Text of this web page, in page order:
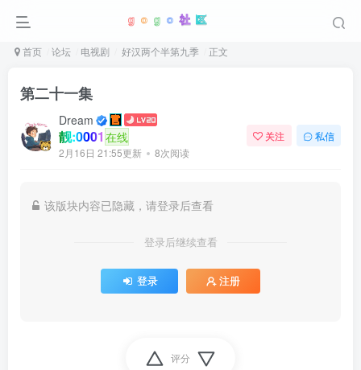
首页 论坛 电视剧 好汉两个半第九季 正文
第二十一集
Dream
靓:0001 在线
2月16日 21:55更新 8次阅读
关注 私信
该版块内容已隐藏，请登录后查看
登录后继续查看
登录 注册
评分